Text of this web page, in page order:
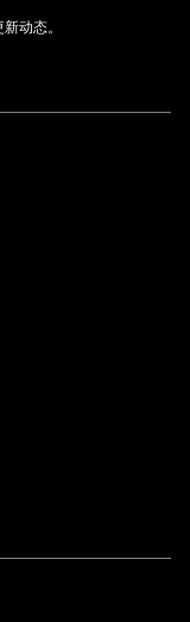
动态。